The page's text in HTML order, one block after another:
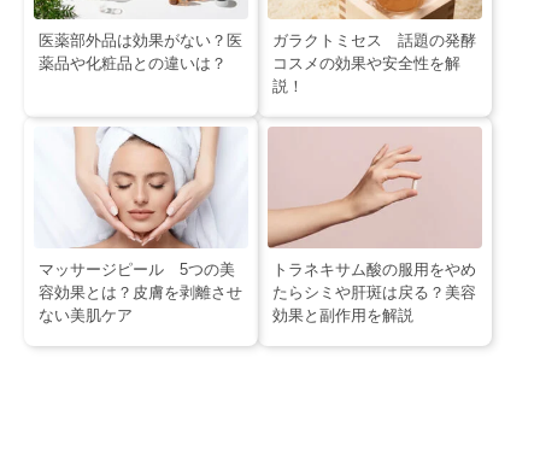
医薬部外品は効果がない？医
薬品や化粧品との違いは？
ガラクトミセス 話題の発酵
コスメの効果や安全性を解
説！
マッサージピール 5つの美
容効果とは？皮膚を剥離させ
ない美肌ケア
トラネキサム酸の服用をやめ
たらシミや肝斑は戻る？美容
効果と副作用を解説